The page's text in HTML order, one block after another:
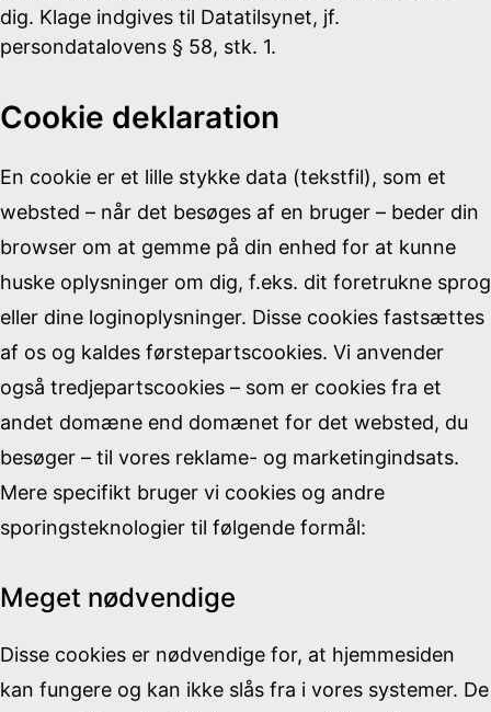
dig. Klage indgives til Datatilsynet, jf.
persondatalovens § 58, stk. 1.
Cookie deklaration
En cookie er et lille stykke data (tekstfil), som et
websted – når det besøges af en bruger – beder din
browser om at gemme på din enhed for at kunne
huske oplysninger om dig, f.eks. dit foretrukne sprog
eller dine loginoplysninger. Disse cookies fastsættes
af os og kaldes førstepartscookies. Vi anvender
også tredjepartscookies – som er cookies fra et
andet domæne end domænet for det websted, du
besøger – til vores reklame- og marketingindsats.
Mere specifikt bruger vi cookies og andre
sporingsteknologier til følgende formål:
Meget nødvendige
Disse cookies er nødvendige for, at hjemmesiden
kan fungere og kan ikke slås fra i vores systemer. De